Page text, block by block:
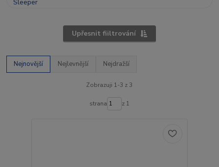
Upřesnit fiiltrování
Nejnovější Nejlevnější Nejdražší
Zobrazuji 1-3 z 3
strana z 1